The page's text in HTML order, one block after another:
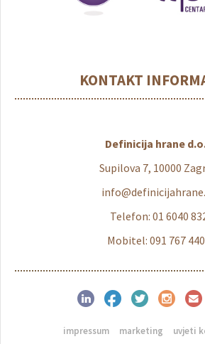
KONTAKT
Definicija hrane
Supilova 7, 10000
Telefon: 01 6040
Mobitel: 091 767
impressum marketing uvjeti